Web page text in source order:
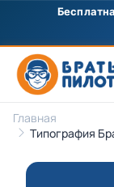
Скидка
Главная
Типография